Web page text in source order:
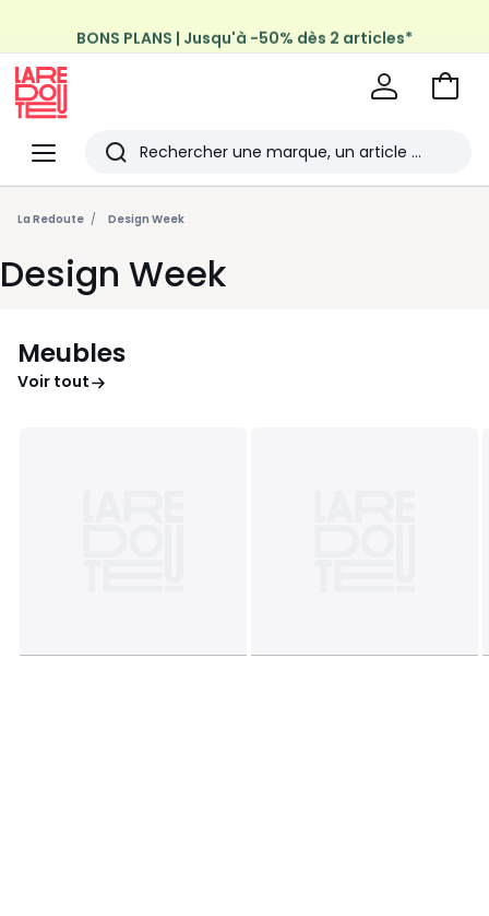
BONS PLANS | Jusqu'à -50% dès 2 articles*
Profitez de la livraison à domicile offerte*
Menu
Redoute
Rechercher
Les
derniers
articles
consultés
Aller
La Redoute Design Week
Design Week
Meubles
Voir tout